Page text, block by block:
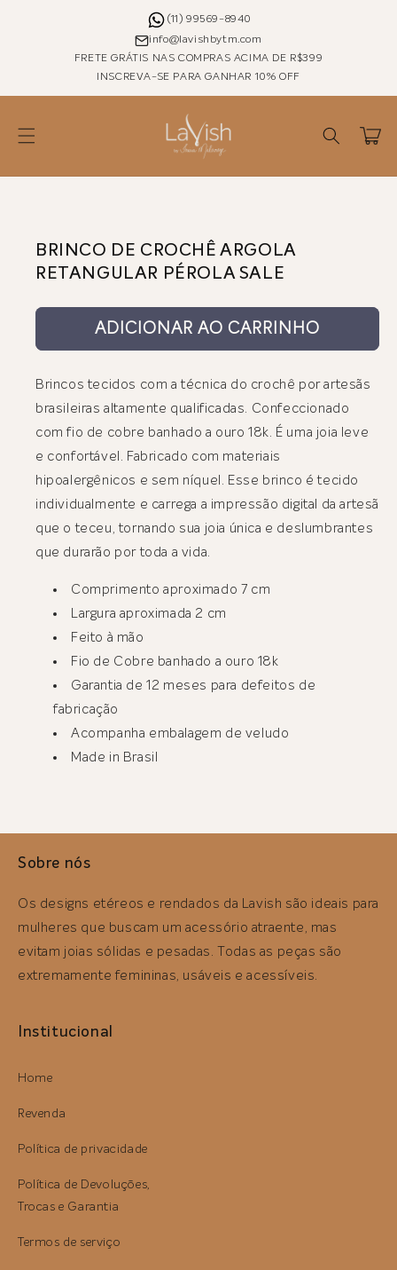
(11) 99569-8940
info@lavishbytm.com
FRETE GRÁTIS NAS COMPRAS ACIMA DE R$399
INSCREVA-SE PARA GANHAR 10% OFF
Carrinho
BRINCO DE CROCHÊ ARGOLA
RETANGULAR PÉROLA SALE
ADICIONAR AO CARRINHO
Brincos tecidos com a técnica do crochê por artesãs
brasileiras altamente qualificadas. Confeccionado
com fio de cobre banhado a ouro 18k. É uma joia leve
e confortável. Fabricado com materiais
hipoalergênicos e sem níquel. Esse brinco é tecido
individualmente e carrega a impressão digital da artesã
que o teceu, tornando sua joia única e deslumbrantes
que durarão por toda a vida.
Comprimento aproximado 7 cm
Largura aproximada 2 cm
Feito à mão
Fio de Cobre banhado a ouro 18k
Garantia de 12 meses para defeitos de
fabricação
Acompanha embalagem de veludo
Made in Brasil
Sobre nós
Os designs etéreos e rendados da Lavish são ideais para
mulheres que buscam um acessório atraente, mas
evitam joias sólidas e pesadas. Todas as peças são
extremamente femininas, usáveis ​​e acessíveis.
Institucional
Home
Revenda
Política de privacidade
Política de Devoluções,
Trocas e Garantia
Termos de serviço